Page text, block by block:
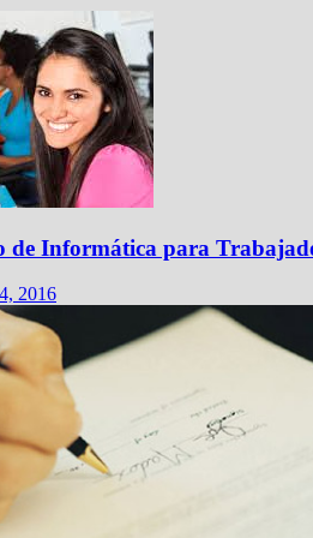
de Informática para
2016